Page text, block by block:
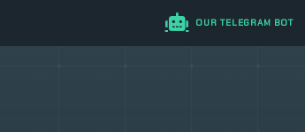
OUR TELEGRAM BOT